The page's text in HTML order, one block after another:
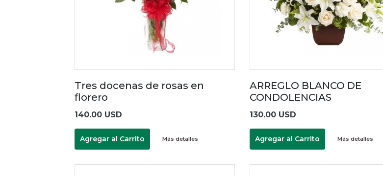
Tres docenas de rosas en
florero
140.00 USD
Agregar al Carrito Más detalles
ARREGLO BLANCO DE
CONDOLENCIAS
130.00 USD
Agregar al Carrito Más detalles